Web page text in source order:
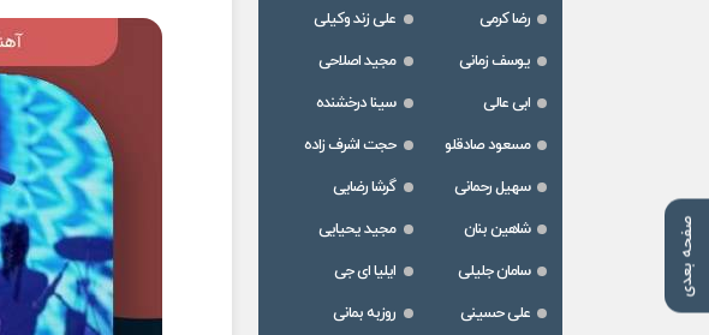
صفحه بعدی
رضا کرمی
علی زند وکیلی
یوسف زمانی
مجید اصلاحی
ابی عالی
سینا درخشنده
مسعود صادقلو
حجت اشرف زاده
سهیل رحمانی
گرشا رضایی
شاهین بنان
مجید یحیایی
سامان جلیلی
ایلیا ای جی
علی حسینی
روزبه بمانی